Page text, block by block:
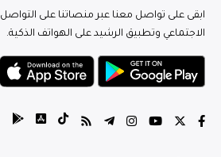
ابقى على تواصل معنا عبر منصاتنا على التواصل
الاجتماعي وتطبيق الرشيد على الهواتف الذكية.